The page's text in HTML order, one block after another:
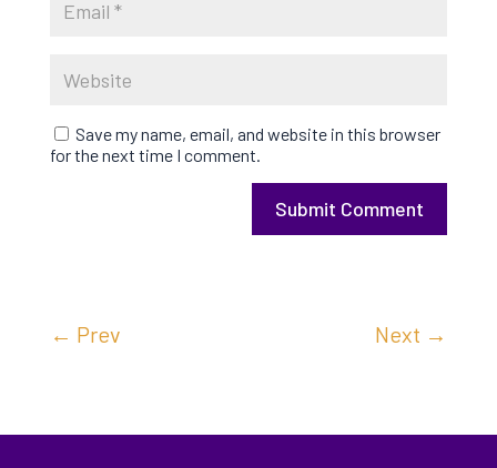
Save my name, email, and website in this browser
for the next time I comment.
Submit Comment
← Prev Next →